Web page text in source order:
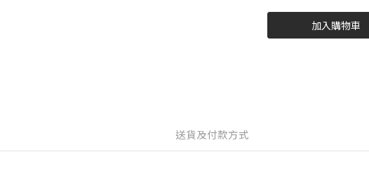
加入購物車
送貨及付款方式